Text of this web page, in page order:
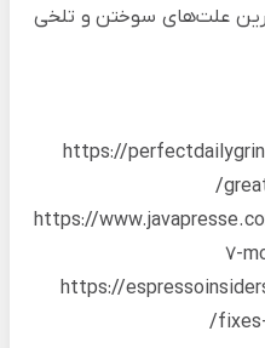
علت‌های سوختن و تلخی
https://
https://
7-
https://